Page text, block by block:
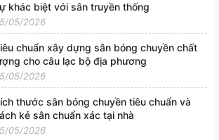
khác biệt với sân truyền thống
05/2026
chuẩn xây dựng sân bóng chuyền chất
cho câu lạc bộ địa phương
05/2026
thước sân bóng chuyền tiêu chuẩn và
kẻ sân chuẩn xác tại nhà
05/2026